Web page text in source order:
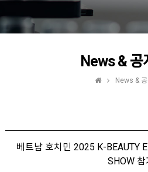
News & 공
News &
베트남 호치민 2025 K-BEAUTY
SHOW 참